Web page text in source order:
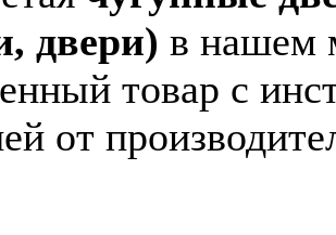
двери) в нашем
товар с
от